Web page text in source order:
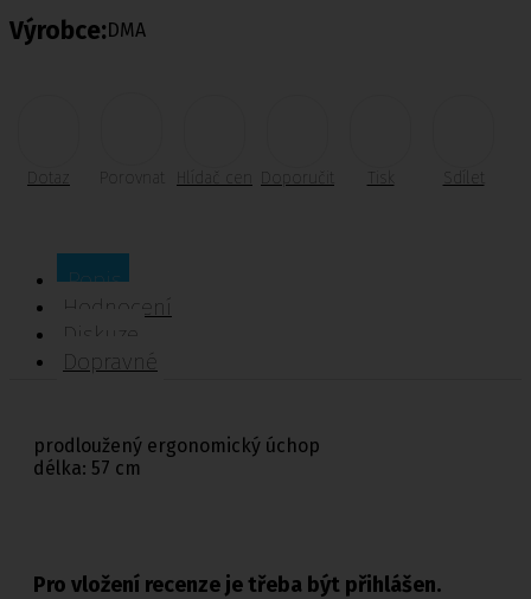
Výrobce:DMA
Dotaz Porovnat Doporučit Tisk Sdílet
Popis
Hodnocení
Diskuze
Dopravné
prodloužený ergonomický úchop
délka: 57 cm
Pro vložení recenze je třeba být přihlášen.